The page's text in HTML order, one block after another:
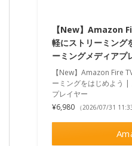
【New】Amazon
軽にストリーミング
ーミングメディアプ
【New】Amazon Fire
ーミングをはじめよう |
プレイヤー
¥6,980
（2026/07/31